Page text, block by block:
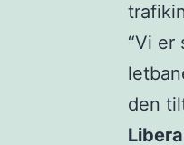
“Vi
den